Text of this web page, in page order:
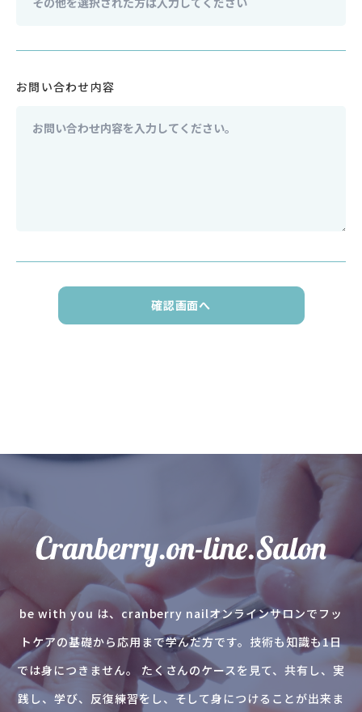
お問い合わせ内容
be with you は、cranberry nailオンラインサロンでフッ
トケアの基礎から応用まで学んだ方です。技術も知識も1日
では身につきません。 たくさんのケースを見て、共有し、実
践し、学び、反復練習をし、そして身につけることが出来ま